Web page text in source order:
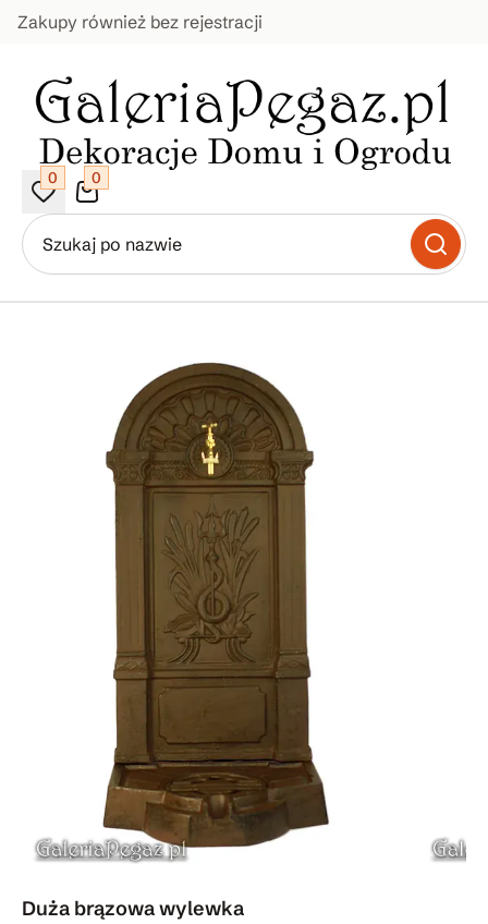
Zakupy również bez rejestracji
0 0
Duża brązowa wylewka